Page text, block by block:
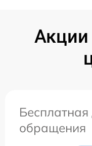
Акции
обращения